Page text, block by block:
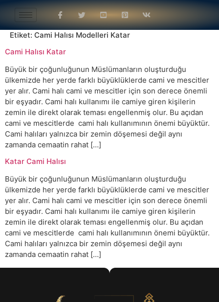
Etiket: Cami Halısı Modelleri Katar
Cami Halısı Katar
Büyük bir çoğunluğunun Müslümanların oluşturduğu
ülkemizde her yerde farklı büyüklüklerde cami ve mescitler
yer alır. Cami halı cami ve mescitler için son derece önemli
bir eşyadır. Cami halı kullanımı ile camiye giren kişilerin
zemin ile direkt olarak teması engellenmiş olur. Bu açıdan
cami ve mescitlerde cami halı kullanımının önemi büyüktür.
Cami halıları yalnızca bir zemin döşemesi değil aynı
zamanda cemaatin rahat […]
Katar Cami Halısı
Büyük bir çoğunluğunun Müslümanların oluşturduğu
ülkemizde her yerde farklı büyüklüklerde cami ve mescitler
yer alır. Cami halı cami ve mescitler için son derece önemli
bir eşyadır. Cami halı kullanımı ile camiye giren kişilerin
zemin ile direkt olarak teması engellenmiş olur. Bu açıdan
cami ve mescitlerde cami halı kullanımının önemi büyüktür.
Cami halıları yalnızca bir zemin döşemesi değil aynı
zamanda cemaatin rahat […]